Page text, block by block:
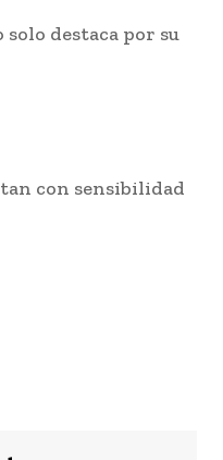
destaca por su
con sensibilidad